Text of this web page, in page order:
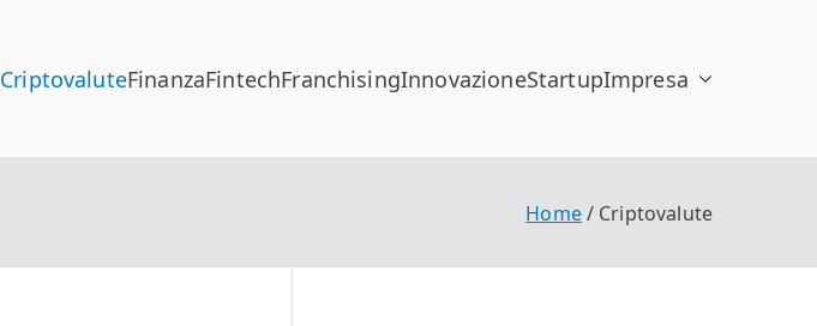
CriptovaluteFinanzaFintechFranchisingInnovazioneStartupImpresa
Home Criptovalute